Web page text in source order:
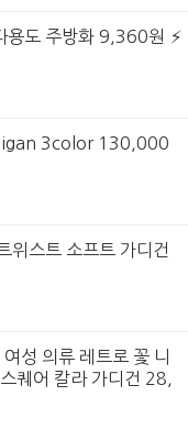
용도 주방화 9,360원
3color 130,000
위스트 소프트 가디건
성 의류 레트로 꽃 니
퀘어 칼라 가디건 28,